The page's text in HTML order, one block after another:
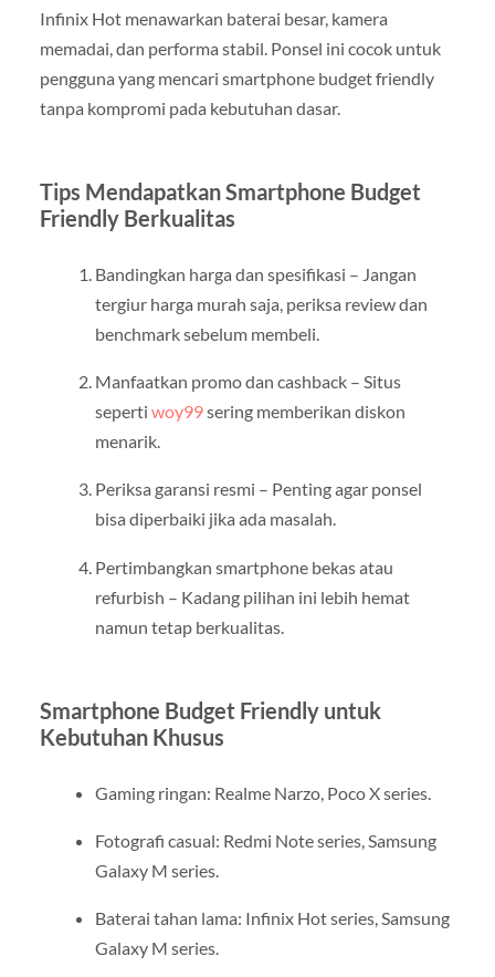
Infinix Hot menawarkan baterai besar, kamera
memadai, dan performa stabil. Ponsel ini cocok untuk
pengguna yang mencari smartphone budget friendly
tanpa kompromi pada kebutuhan dasar.
Tips Mendapatkan Smartphone Budget
Friendly Berkualitas
Bandingkan harga dan spesifikasi – Jangan
tergiur harga murah saja, periksa review dan
benchmark sebelum membeli.
Manfaatkan promo dan cashback – Situs
seperti woy99sering memberikan diskon
menarik.
Periksa garansi resmi – Penting agar ponsel
bisa diperbaiki jika ada masalah.
Pertimbangkan smartphone bekas atau
refurbish – Kadang pilihan ini lebih hemat
namun tetap berkualitas.
Smartphone Budget Friendly untuk
Kebutuhan Khusus
Gaming ringan: Realme Narzo, Poco X series.
Fotografi casual: Redmi Note series, Samsung
Galaxy M series.
Baterai tahan lama: Infinix Hot series, Samsung
Galaxy M series.